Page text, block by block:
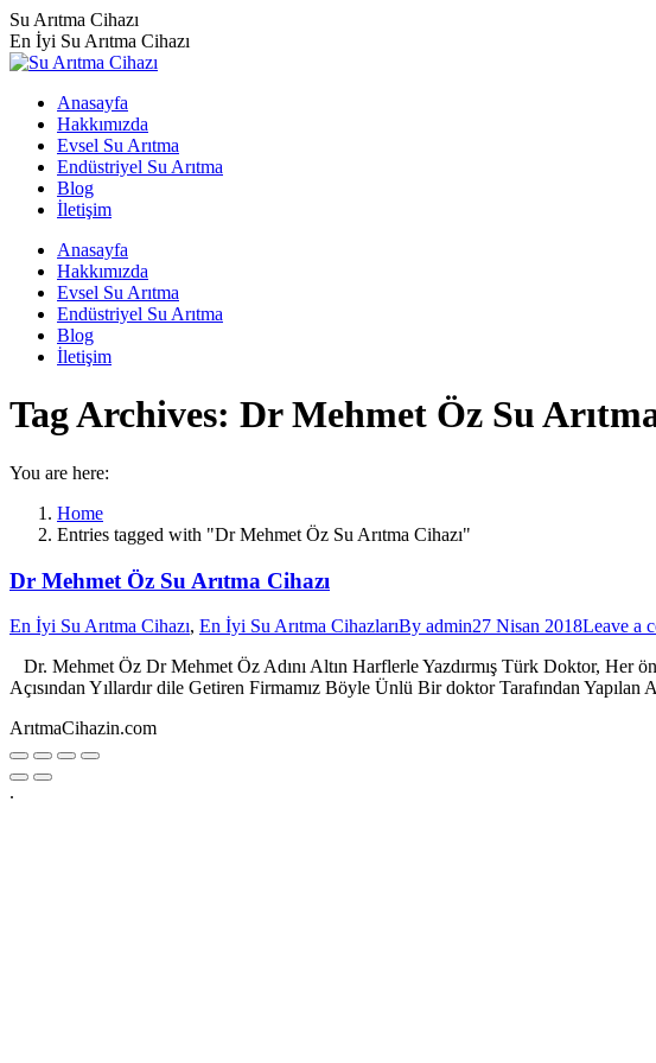
Skip
to
content
Su Arıtma Cihazı
En İyi Su Arıtma Cihazı
Anasayfa
Hakkımızda
Evsel Su Arıtma
Endüstriyel Su Arıtma
Blog
İletişim
Anasayfa
Hakkımızda
Evsel Su Arıtma
Endüstriyel Su Arıtma
Blog
İletişim
Tag Archives: Dr Mehmet Öz Su
You are here:
Home
Entries tagged with "Dr Mehmet Öz Su Arıtma Cihazı"
Dr Mehmet Öz Su Arıtma Cihazı
En İyi Su Arıtma Cihazı, En İyi Su Arıtma CihazlarıBy admin27 Nisan 2018Leave a
Dr. Mehmet Öz Dr Mehmet Öz Adını Altın Harflerle Yazdırmış Türk Doktor, Her
Açısından Yıllardır dile Getiren Firmamız Böyle Ünlü Bir doktor Tarafından
ArıtmaCihazin.com
Go
to
.